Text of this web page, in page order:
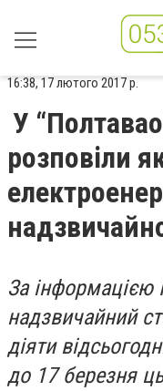
16:38, 17 лютого 2017 р.
У
розповіли
За інформацією
надзвичайний
діяти
до 17 березня